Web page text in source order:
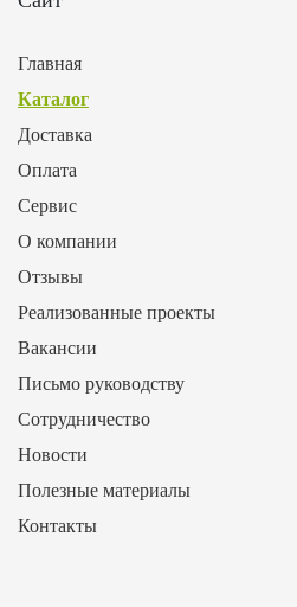
Главная
Каталог
Доставка
Оплата
Сервис
О компании
Отзывы
Реализованные проекты
Вакансии
Письмо руководству
Сотрудничество
Новости
Полезные материалы
Контакты